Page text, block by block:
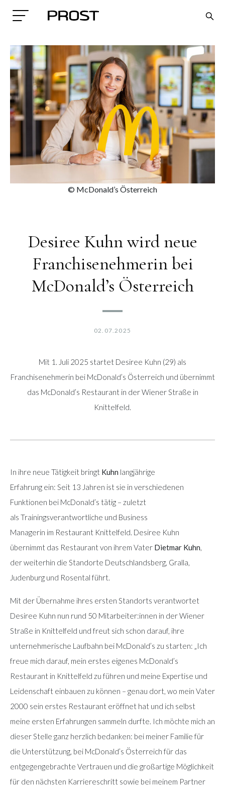
© McDonald’s Österreich
Desiree Kuhn wird neue
Franchisenehmerin bei
McDonald’s Österreich
02.07.2025
Mit 1. Juli 2025 startet Desiree Kuhn (29) als
Franchisenehmerin bei McDonald’s Österreich und übernimmt
das McDonald’s Restaurant in der Wiener Straße in
Knittelfeld.
In ihre neue Tätigkeit bringt Kuhn langjährige
Erfahrung ein: Seit 13 Jahren ist sie in verschiedenen
Funktionen bei McDonald’s tätig – zuletzt
als Trainingsverantwortliche und Business
Managerin im Restaurant Knittelfeld. Desiree Kuhn
übernimmt das Restaurant von ihrem Vater Dietmar Kuhn,
der weiterhin die Standorte Deutschlandsberg, Gralla,
Judenburg und Rosental führt.
Mit der Übernahme ihres ersten Standorts verantwortet
Desiree Kuhn nun rund 50 Mitarbeiter:innen in der Wiener
Straße in Knittelfeld und freut sich schon darauf, ihre
unternehmerische Laufbahn bei McDonald’s zu starten: „Ich
freue mich darauf, mein erstes eigenes McDonald’s
Restaurant in Knittelfeld zu führen und meine Expertise und
Leidenschaft einbauen zu können – genau dort, wo mein Vater
2000 sein erstes Restaurant eröffnet hat und ich selbst
meine ersten Erfahrungen sammeln durfte. Ich möchte mich an
dieser Stelle ganz herzlich bedanken: bei meiner Familie für
die Unterstützung, bei McDonald’s Österreich für das
entgegengebrachte Vertrauen und die großartige Möglichkeit
für den nächsten Karriereschritt sowie bei meinem Partner